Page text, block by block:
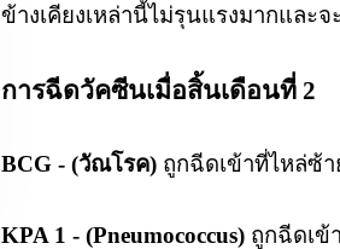
ข้างเคียงเหล่านี้ไม่รุนแรงมากและ
การฉีดวัคซีนเมื่อสิ้นเดือนที่ 2
BCG - (วัณโรค) ถูกฉีดเข้าที่ไหล่ซ้
KPA 1 - (Pneumococcus) ถูกฉีดเข้